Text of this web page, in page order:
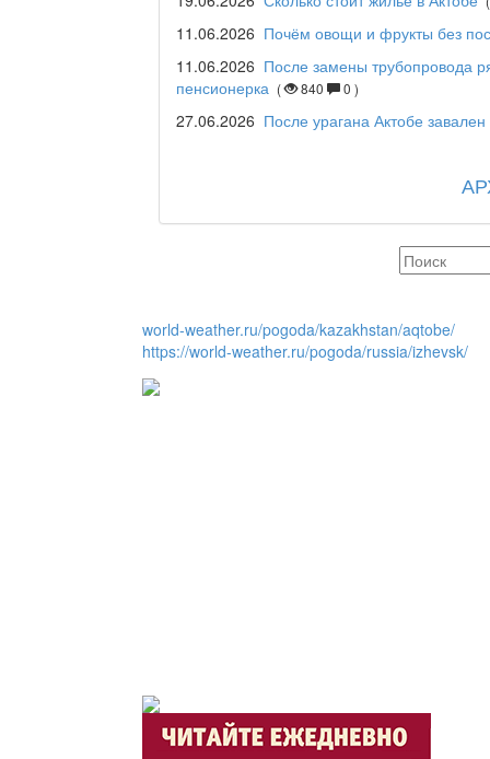
Maslihat LIVE
Люди города /
Утро по-летнему /
11.06.2026 Почём овощи и фрукты без
11.06.2026 После замены трубопровода
пенсионерка ( 840 0 )
27.06.2026 После урагана Актобе
world-weather.ru/pogoda/kazakhstan/aqtobe/
https://world-weather.ru/pogoda/russia/izhevsk/